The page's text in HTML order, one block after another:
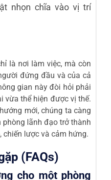
nhọn chĩa vào vị trí
là nơi làm việc, mà còn
đứng đầu và của cả
gian này đòi hỏi phải
vừa thể hiện được vị thế.
mới, chúng ta càng
lãnh đạo trở thành
chiến lược và cảm hứng.
(FAQs)
cho một phòng